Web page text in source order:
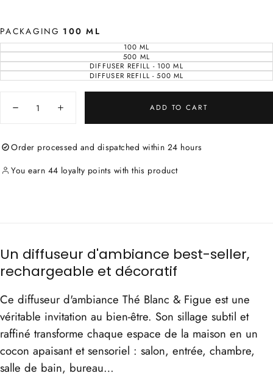
PACKAGING 100 ML
100 MLVARIANT
SOLD
OUT
OR
UNAVAILABLE
500 MLVARIANT
SOLD
OUT
OR
DIFFUSER REFILL - 100 ML
VARIANT
SOLD
OUT
DIFFUSER REFILL - 500 ML
VARIANT
OUT
UNAVAILABLE
Decrease
tea
fig
diffuser
Increase
tea
fig
diffuser
ADD TO CART
Order processed and dispatched within 24 hours
You earn 44 loyalty points with this product
Un diffuseur d'ambiance best-seller,
rechargeable et décoratif
Ce diffuseur d'ambiance Thé Blanc & Figue est une
véritable invitation au bien-être. Son sillage subtil et
raffiné transforme chaque espace de la maison en un
cocon apaisant et sensoriel : salon, entrée, chambre,
salle de bain, bureau…